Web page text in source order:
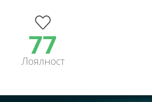
93
Лоялност